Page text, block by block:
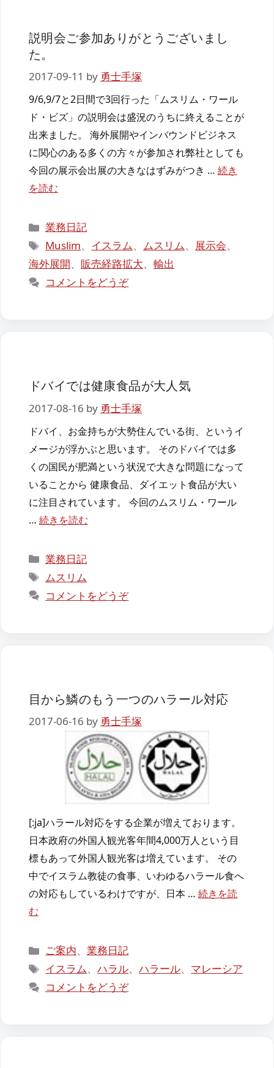
説明会ご参加ありがとうございまし
た。
2017-09-11 by 勇士手塚
9/6,9/7と2日間で3回行った「ムスリム・ワール
ド・ビズ」の説明会は盛況のうちに終えることが
出来ました。 海外展開やインバウンドビジネス
に関心のある多くの方々が参加され弊社としても
今回の展示会出展の大きなはずみがつき … 続き
を読む
カ
テ
ゴ
リ
ー
業務日記
タ
グ
Muslim、 イスラム、 ムスリム、 展示会、
海外展開、 販売経路拡大、 輸出
コメントをどうぞ
ドバイでは健康食品が大人気
2017-08-16 by 勇士手塚
ドバイ、お金持ちが大勢住んでいる街、というイ
メージが浮かぶと思います。 そのドバイでは多
くの国民が肥満という状況で大きな問題になって
いることから 健康食品、ダイエット食品が大い
に注目されています。 今回のムスリム・ワール
… 続きを読む
カ
テ
リ
業務日記
タ
グ
ムスリム
コメントをどうぞ
目から鱗のもう一つのハラール対応
2017-06-16 by 勇士手塚
[:ja]ハラール対応をする企業が増えております。
日本政府の外国人観光客年間4,000万人という目
標もあって外国人観光客は増えています。 その
中でイスラム教徒の食事、いわゆるハラール食へ
の対応もしているわけですが、日本 … 続きを読
む
カ
テ
ゴ
リ
ご案内、業務日記
タ
グ
イスラム、ハラル、ハラール、 マレーシア
コメントをどうぞ